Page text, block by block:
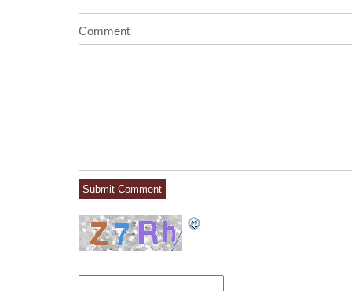
Comment